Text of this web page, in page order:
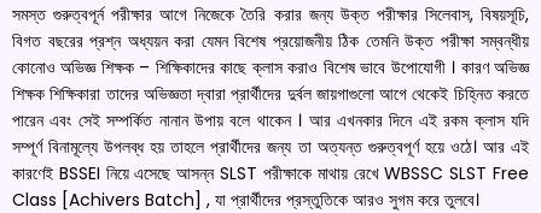
সমস্ত গুরুত্বপূর্ন পরীক্ষার আগে নিজেকে তৈরি করার জন্য উক্ত পরীক্ষার সিলেবাস, বিষয়সূচি,
বিগত বছরের প্রশ্ন অধ্যয়ন করা যেমন বিশেষ প্রয়োজনীয় ঠিক তেমনি উক্ত পরীক্ষা সম্বন্ধীয়
কোনোও অভিজ্ঞ শিক্ষক – শিক্ষিকাদের কাছে ক্লাস করাও বিশেষ ভাবে উপোযোগী । কারণ অভিজ্ঞ
শিক্ষক শিক্ষিকারা তাদের অভিজ্ঞতা দ্বারা প্রার্থীদের দুর্বল জায়গাগুলো আগে থেকেই চিহ্নিত করতে
পারেন এবং সেই সম্পর্কিত নানান উপায় বলে থাকেন । আর এখনকার দিনে এই রকম ক্লাস যদি
সম্পূর্ণ বিনামূল্যে উপলব্ধ হয় তাহলে প্রার্থীদের জন্য তা অত্যন্ত গুরুত্বপূর্ণ হয়ে ওঠে। আর এই
কারণেই BSSEI নিয়ে এসেছে আসন্ন SLST পরীক্ষাকে মাথায় রেখে WBSSC SLST Free
Class [Achivers Batch] , যা প্রার্থীদের প্রস্তুতিকে আরও সুগম করে তুলবে।